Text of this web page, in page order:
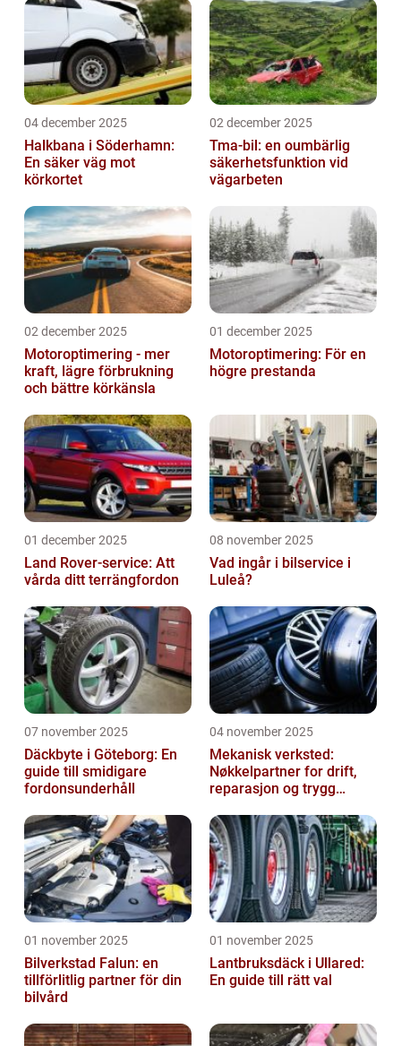
04 december 2025
Halkbana i Söderhamn:
En säker väg mot
körkortet
02 december 2025
Tma-bil: en oumbärlig
säkerhetsfunktion vid
vägarbeten
02 december 2025
Motoroptimering - mer
kraft, lägre förbrukning
och bättre körkänsla
01 december 2025
Motoroptimering: För en
högre prestanda
01 december 2025
Land Rover-service: Att
vårda ditt terrängfordon
08 november 2025
Vad ingår i bilservice i
Luleå?
07 november 2025
Däckbyte i Göteborg: En
guide till smidigare
fordonsunderhåll
04 november 2025
Mekanisk verksted:
Nøkkelpartner for drift,
reparasjon og trygg
01 november 2025
Bilverkstad Falun: en
tillförlitlig partner för din
bilvård
01 november 2025
Lantbruksdäck i Ullared:
En guide till rätt val